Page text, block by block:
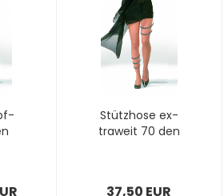
Stütz­ho­se ex­
tra­weit 70 den
37,50 EUR